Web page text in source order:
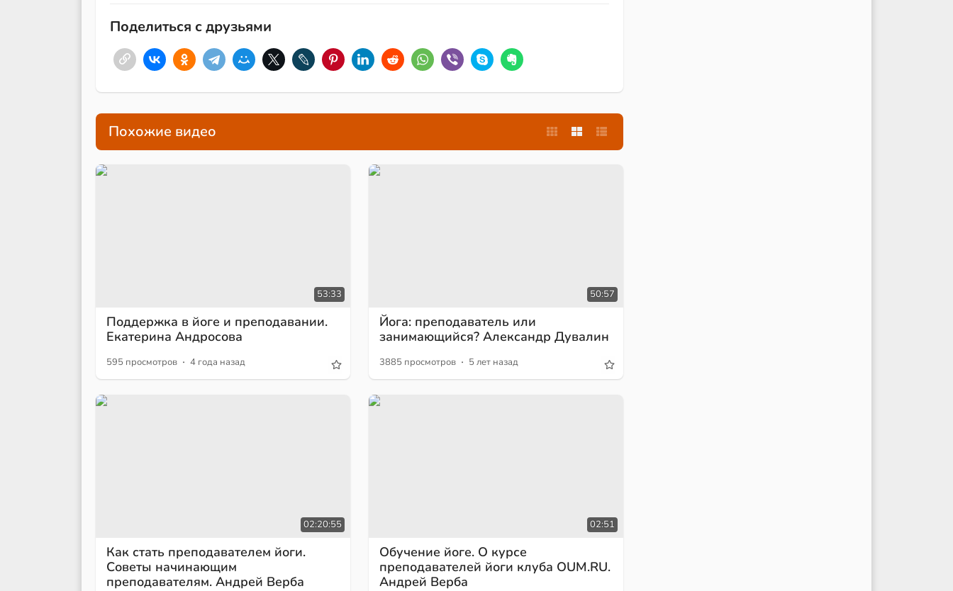
Поделиться с друзьями
Похожие видео
53:33
Поддержка в йоге и преподавании.
Екатерина Андросова
595 просмотров · 4 года назад
50:57
Йога: преподаватель или
занимающийся? Александр Дувалин
3885 просмотров · 5 лет назад
02:20:55
Как стать преподавателем йоги.
Советы начинающим
преподавателям. Андрей Верба
02:51
Обучение йоге. О курсе
преподавателей йоги клуба OUM.RU.
Андрей Верба